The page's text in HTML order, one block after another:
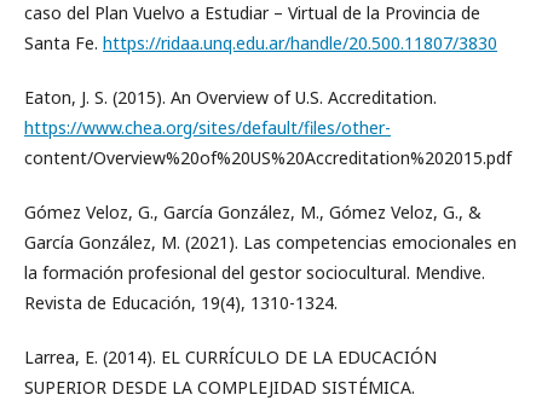
caso del Plan Vuelvo a Estudiar – Virtual de la Provincia de
Santa Fe. https://ridaa.unq.edu.ar/handle/20.500.11807/3830
Eaton, J. S. (2015). An Overview of U.S. Accreditation.
https://www.chea.org/sites/default/files/other-
content/Overview%20of%20US%20Accreditation%202015.pdf
Gómez Veloz, G., García González, M., Gómez Veloz, G., &
García González, M. (2021). Las competencias emocionales en
la formación profesional del gestor sociocultural. Mendive.
Revista de Educación, 19(4), 1310-1324.
Larrea, E. (2014). EL CURRÍCULO DE LA EDUCACIÓN
SUPERIOR DESDE LA COMPLEJIDAD SISTÉMICA.